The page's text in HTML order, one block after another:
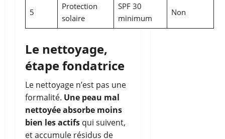
5
Protection
solaire
SPF 30
minimum
Non
Le nettoyage,
étape fondatrice
Le nettoyage n’est pas une
formalité. Une peau mal
nettoyée absorbe moins
bien les actifs qui suivent,
et accumule résidus de